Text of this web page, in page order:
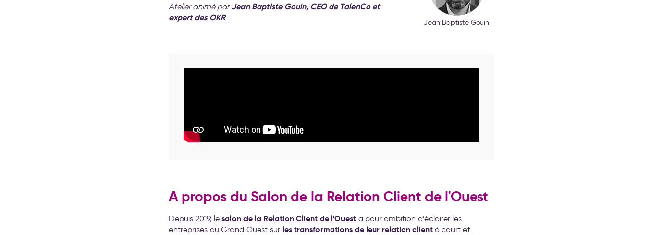
Jean Baptiste Gouin
Atelier animé parJean Baptiste Gouin, CEO de TalenCo et
expert des OKR
A propos du Salon de la Relation Client de l'Ouest
Depuis 2019, le salon de la Relation Client de l'Ouest a pour ambition d’éclairer les
entreprises du Grand Ouest sur les transformations de leur relation client à court et